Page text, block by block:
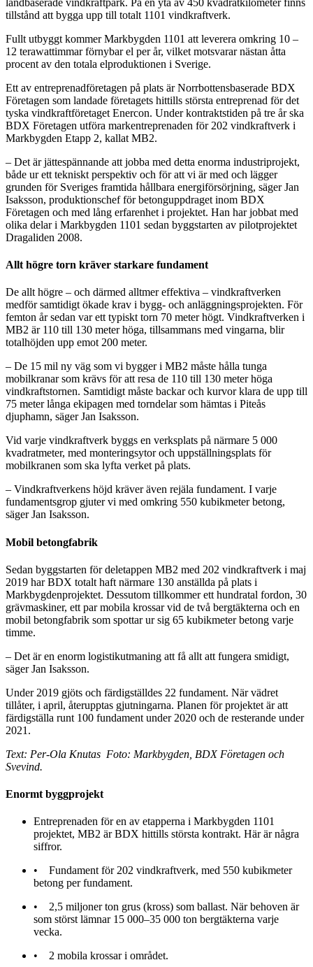
tillstånd att bygga upp till totalt 1101 vindkraftverk.
Fullt utbyggt kommer Markbygden 1101 att leverera omkring 10 –
12 terawattimmar förnybar el per år, vilket motsvarar nästan åtta
procent av den totala elproduktionen i Sverige.
Ett av entreprenadföretagen på plats är Norrbottensbaserade BDX
Företagen som landade företagets hittills största entreprenad för det
tyska vindkraftföretaget Enercon. Under kontraktstiden på tre år ska
BDX Företagen utföra markentreprenaden för 202 vindkraftverk i
Markbygden Etapp 2, kallat MB2.
– Det är jättespännande att jobba med detta enorma industriprojekt,
både ur ett tekniskt perspektiv och för att vi är med och lägger
grunden för Sveriges framtida hållbara energiförsörjning, säger Jan
Isaksson, produktionschef för betonguppdraget inom BDX
Företagen och med lång erfarenhet i projektet. Han har jobbat med
olika delar i Markbygden 1101 sedan byggstarten av pilotprojektet
Dragaliden 2008.
Allt högre torn kräver starkare fundament
De allt högre – och därmed alltmer effektiva – vindkraftverken
medför samtidigt ökade krav i bygg- och anläggningsprojekten. För
femton år sedan var ett typiskt torn 70 meter högt. Vindkraftverken i
MB2 är 110 till 130 meter höga, tillsammans med vingarna, blir
totalhöjden upp emot 200 meter.
– De 15 mil ny väg som vi bygger i MB2 måste hålla tunga
mobilkranar som krävs för att resa de 110 till 130 meter höga
vindkraftstornen. Samtidigt måste backar och kurvor klara de upp till
75 meter långa ekipagen med torndelar som hämtas i Piteås
djuphamn, säger Jan Isaksson.
Vid varje vindkraftverk byggs en verksplats på närmare 5 000
kvadratmeter, med monteringsytor och uppställningsplats för
mobilkranen som ska lyfta verket på plats.
– Vindkraftverkens höjd kräver även rejäla fundament. I varje
fundamentsgrop gjuter vi med omkring 550 kubikmeter betong,
säger Jan Isaksson.
Mobil betongfabrik
Sedan byggstarten för deletappen MB2 med 202 vindkraftverk i maj
2019 har BDX totalt haft närmare 130 anställda på plats i
Markbygdenprojektet. Dessutom tillkommer ett hundratal fordon, 30
grävmaskiner, ett par mobila krossar vid de två bergtäkterna och en
mobil betongfabrik som spottar ur sig 65 kubikmeter betong varje
timme.
– Det är en enorm logistikutmaning att få allt att fungera smidigt,
säger Jan Isaksson.
Under 2019 gjöts och färdigställdes 22 fundament. När vädret
tillåter, i april, återupptas gjutningarna. Planen för projektet är att
färdigställa runt 100 fundament under 2020 och de resterande under
2021.
Text: Per-Ola Knutas Foto: Markbygden, BDX Företagen och
Svevind.
Enormt byggprojekt
Entreprenaden för en av etapperna i Markbygden 1101
projektet, MB2 är BDX hittills största kontrakt. Här är några
siffror.
• Fundament för 202 vindkraftverk, med 550 kubikmeter
betong per fundament.
• 2,5 miljoner ton grus (kross) som ballast. När behoven är
som störst lämnar 15 000–35 000 ton bergtäkterna varje
vecka.
• 2 mobila krossar i området.